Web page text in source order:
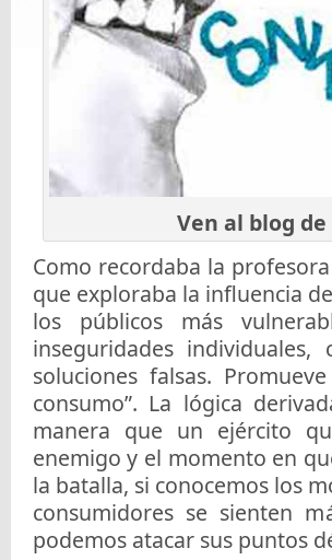
Ven al blog
Como recordaba la
que exploraba la influencia
los públicos más
inseguridades
soluciones falsas.
consumo”. La lógica
manera que un ejército
enemigo y el momento en
la batalla, si conocemos los
consumidores se sienten
podemos atacar sus puntos